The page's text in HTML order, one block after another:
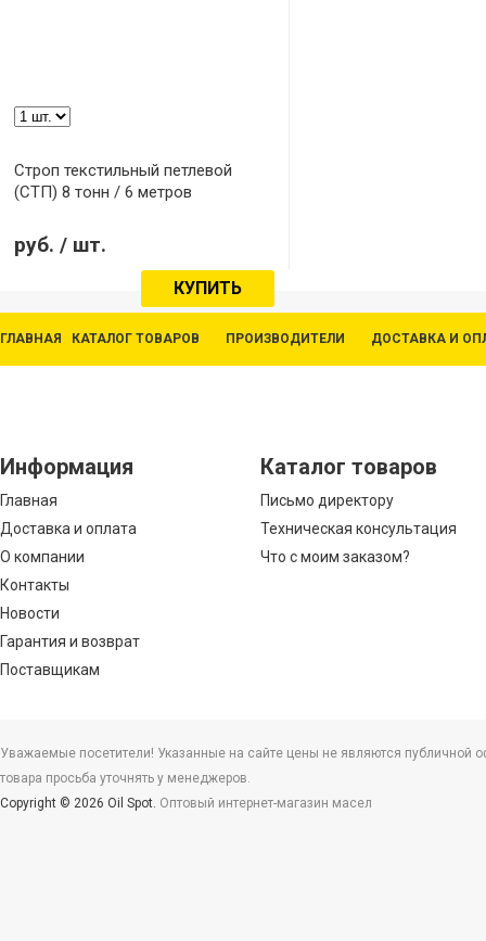
Строп текстильный петлевой
(СТП) 8 тонн / 6 метров
руб. / шт.
КУПИТЬ
ГЛАВНАЯ КАТАЛОГ ТОВАРОВ ПРОИЗВОДИТЕЛИ ДОСТАВКА И
Информация
Главная
Доставка и оплата
О компании
Контакты
Новости
Гарантия и возврат
Поставщикам
Каталог товаров
Письмо директору
Техническая консультация
Что с моим заказом?
Уважаемые посетители! Указанные на сайте цены не являются публичной
товара просьба уточнять у менеджеров.
Copyright © 2026 Oil Spot. Оптовый интернет-магазин масел